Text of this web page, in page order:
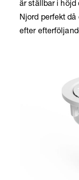
är ställbar i höjd
Njord perfekt
efter